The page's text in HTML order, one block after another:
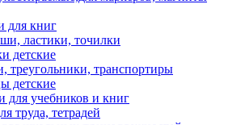
для книг
ластики, точилки
детские
треугольники, транспортиры
детские
для учебников и книг
труда, тетрадей